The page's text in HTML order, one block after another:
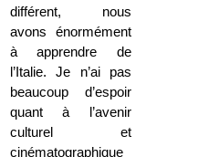
différent, nous
avons énormément
à apprendre de
l’Italie. Je n’ai pas
beaucoup d’espoir
quant à l’avenir
culturel et
cinématographique